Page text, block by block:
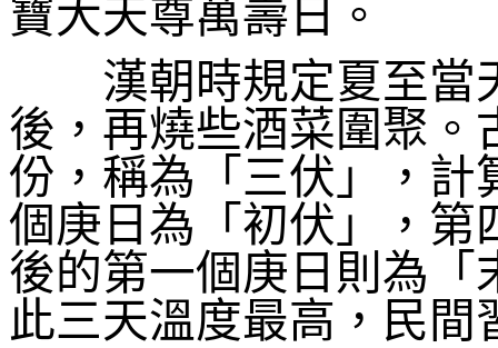
寶大天尊萬壽日。
漢朝時規定夏至當
後，再燒些酒菜圍聚。
份，稱為「三伏」，計
個庚日為「初伏」，第
後的第一個庚日則為「
此三天溫度最高，民